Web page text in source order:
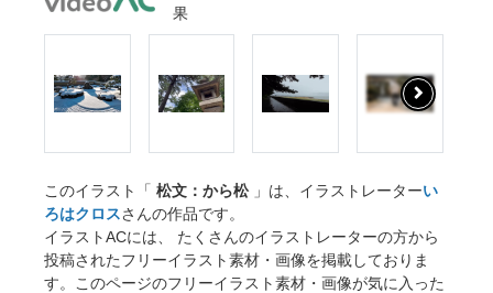
果
このイラスト「 松文：から松」は、イラストレーターい
ろはクロスさんの作品です。
イラストACには、 たくさんのイラストレーターの方から
投稿されたフリーイラスト素材・画像を掲載しておりま
す。このページのフリーイラスト素材・画像が気に入った